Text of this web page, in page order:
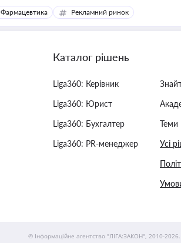
Фармацевтика Рекламний ринок
Каталог рішень
Liga360: Керівник
Liga360: Юрист
Liga360: Бухгалтер
Liga360: PR-менеджер
Теми
Усі
© Інформаційне агентство "ЛІГА:ЗАКОН", 2010-2026.